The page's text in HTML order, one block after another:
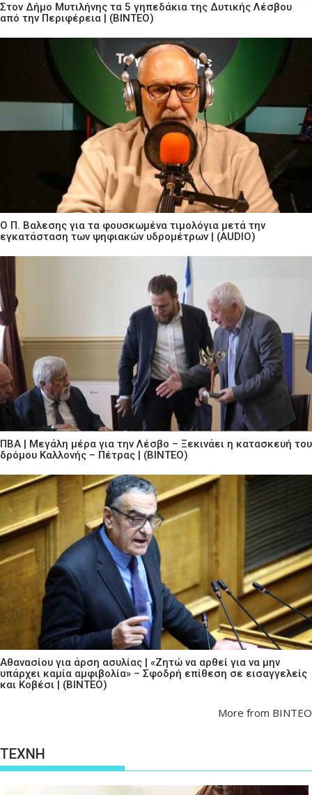
Στον Δήμο Μυτιλήνης τα 5 γηπεδάκια της Δυτικής Λέσβου
από την Περιφέρεια | (ΒΙΝΤΕΟ)
Ο Π. Βαλεσης για τα φουσκωμένα τιμολόγια μετά την
εγκατάσταση των ψηφιακών υδρομέτρων | (AUDIO)
ΠΒΑ | Μεγάλη μέρα για την Λέσβο – Ξεκινάει η κατασκευή του
δρόμου Καλλονής – Πέτρας | (ΒΙΝΤΕΟ)
Αθανασίου για άρση ασυλίας | «Ζητώ να αρθεί για να μην
υπάρχει καμία αμφιβολία» – Σφοδρή επίθεση σε εισαγγελείς
και Κοβέσι | (ΒΙΝΤΕΟ)
More from ΒΙΝΤΕΟ
ΤΕΧΝΗ